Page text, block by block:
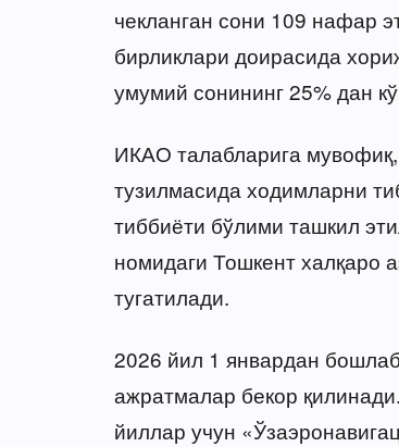
чекланган сони 109 нафар
бирликлари доирасида
умумий сонининг 25% дан
ИКАО талабларига
тузилмасида ходимларни
тиббиёти бўлими ташкил
номидаги Тошкент халқаро
тугатилади.
2026 йил 1 январдан
ажратмалар бекор
йиллар учун